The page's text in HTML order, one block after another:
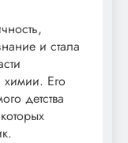
и стала
химии. Его
детства